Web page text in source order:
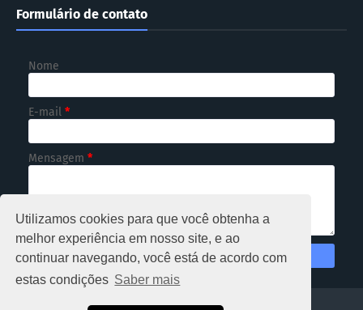
Utilizamos cookies para que você obtenha a
melhor experiência em nosso site, e ao
continuar navegando, você está de acordo com
estas condições Saber mais
Formulário de contato
Nome
E-mail *
Mensagem *